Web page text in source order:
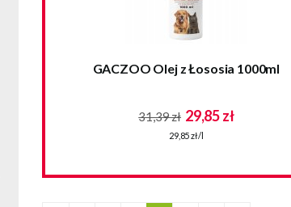
GACZOO Olej z Łososia 1000ml
31,39 zł 29,85 zł
29,85 zł/l